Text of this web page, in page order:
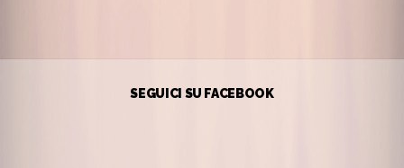
SEGUICI SU FACEBOOK